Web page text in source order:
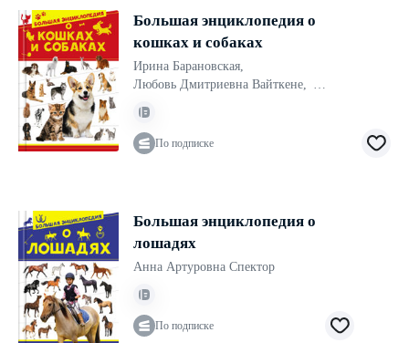
Большая энциклопедия о
кошках и собаках
Ирина Барановская,
Любовь Дмитриевна Вайткене,
По подписке
Большая энциклопедия о
лошадях
Анна Артуровна Спектор
По подписке